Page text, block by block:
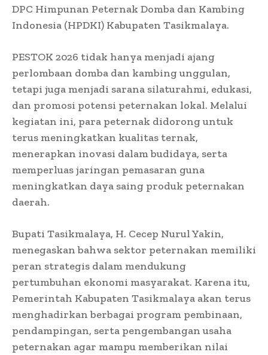
DPC Himpunan Peternak Domba dan Kambing
Indonesia (HPDKI) Kabupaten Tasikmalaya.
PESTOK 2026 tidak hanya menjadi ajang
perlombaan domba dan kambing unggulan,
tetapi juga menjadi sarana silaturahmi, edukasi,
dan promosi potensi peternakan lokal. Melalui
kegiatan ini, para peternak didorong untuk
terus meningkatkan kualitas ternak,
menerapkan inovasi dalam budidaya, serta
memperluas jaringan pemasaran guna
meningkatkan daya saing produk peternakan
daerah.
Bupati Tasikmalaya, H. Cecep Nurul Yakin,
menegaskan bahwa sektor peternakan memiliki
peran strategis dalam mendukung
pertumbuhan ekonomi masyarakat. Karena itu,
Pemerintah Kabupaten Tasikmalaya akan terus
menghadirkan berbagai program pembinaan,
pendampingan, serta pengembangan usaha
peternakan agar mampu memberikan nilai